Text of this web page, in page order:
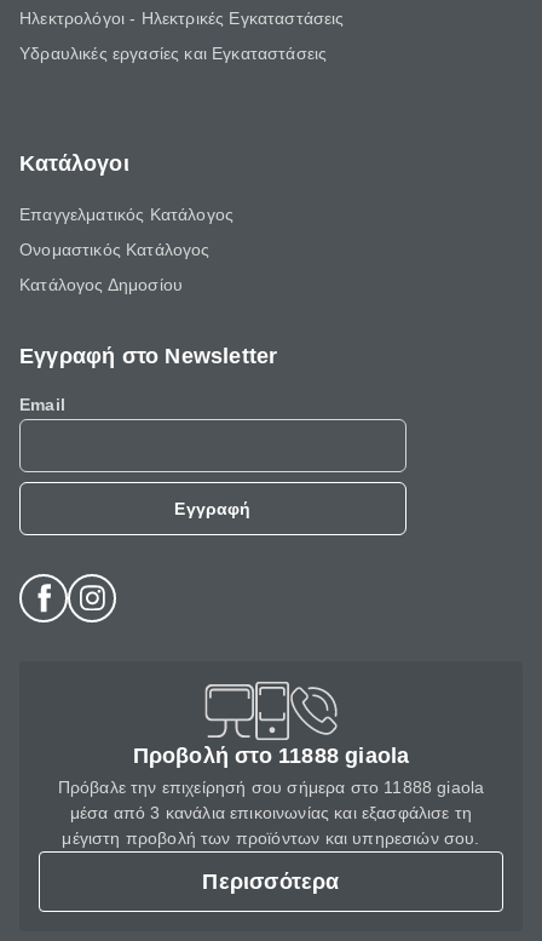
Ηλεκτρολόγοι - Ηλεκτρικές Εγκαταστάσεις
Υδραυλικές εργασίες και Εγκαταστάσεις
Κατάλογοι
Επαγγελματικός Κατάλογος
Ονομαστικός Κατάλογος
Κατάλογος Δημοσίου
Εγγραφή στο Newsletter
Email
Εγγραφή
Προβολή στο 11888 giaola
Πρόβαλε την επιχείρησή σου σήμερα στο 11888 giaola
μέσα από 3 κανάλια επικοινωνίας και εξασφάλισε τη
μέγιστη προβολή των προϊόντων και υπηρεσιών σου.
Περισσότερα